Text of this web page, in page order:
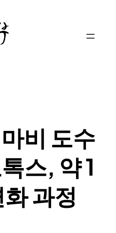
비 도수
스, 약 1
과정